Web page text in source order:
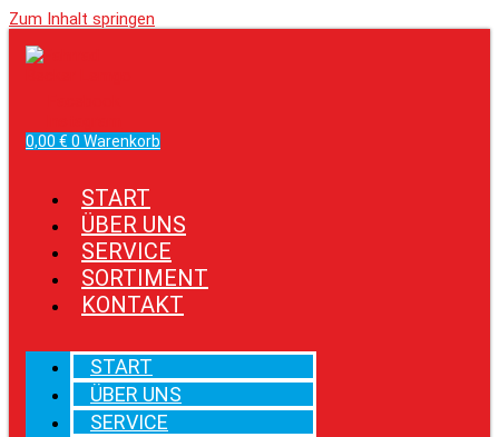
Zum Inhalt springen
0,00 € 0 Warenkorb
START
ÜBER UNS
SERVICE
SORTIMENT
KONTAKT
START
ÜBER UNS
SERVICE